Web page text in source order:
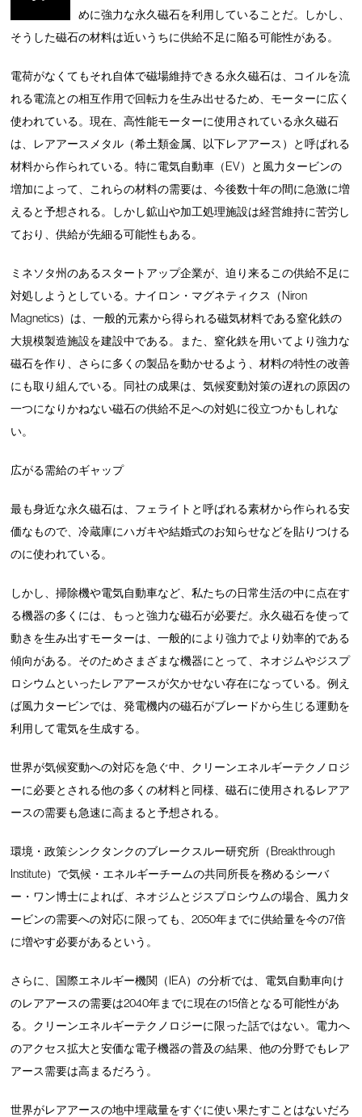
めに強力な永久磁石を利用していることだ。しかし、
そうした磁石の材料は近いうちに供給不足に陥る可能性がある。
電荷がなくてもそれ自体で磁場維持できる永久磁石は、コイルを流
れる電流との相互作用で回転力を生み出せるため、モーターに広く
使われている。現在、高性能モーターに使用されている永久磁石
は、レアアースメタル（希土類金属、以下レアアース）と呼ばれる
材料から作られている。特に電気自動車（EV）と風力タービンの
増加によって、これらの材料の需要は、今後数十年の間に急激に増
えると予想される。しかし鉱山や加工処理施設は経営維持に苦労し
ており、供給が先細る可能性もある。
ミネソタ州のあるスタートアップ企業が、迫り来るこの供給不足に
対処しようとしている。ナイロン・マグネティクス（Niron
Magnetics）は、一般的元素から得られる磁気材料である窒化鉄の
大規模製造施設を建設中である。また、窒化鉄を用いてより強力な
磁石を作り、さらに多くの製品を動かせるよう、材料の特性の改善
にも取り組んでいる。同社の成果は、気候変動対策の遅れの原因の
一つになりかねない磁石の供給不足への対処に役立つかもしれな
い。
広がる需給のギャップ
最も身近な永久磁石は、フェライトと呼ばれる素材から作られる安
価なもので、冷蔵庫にハガキや結婚式のお知らせなどを貼りつける
のに使われている。
しかし、掃除機や電気自動車など、私たちの日常生活の中に点在す
る機器の多くには、もっと強力な磁石が必要だ。永久磁石を使って
動きを生み出すモーターは、一般的により強力でより効率的である
傾向がある。そのためさまざまな機器にとって、ネオジムやジスプ
ロシウムといったレアアースが欠かせない存在になっている。例え
ば風力タービンでは、発電機内の磁石がブレードから生じる運動を
利用して電気を生成する。
世界が気候変動への対応を急ぐ中、クリーンエネルギーテクノロジ
ーに必要とされる他の多くの材料と同様、磁石に使用されるレアア
ースの需要も急速に高まると予想される。
環境・政策シンクタンクのブレークスルー研究所（Breakthrough
Institute）で気候・エネルギーチームの共同所長を務めるシーバ
ー・ワン博士によれば、ネオジムとジスプロシウムの場合、風力タ
ービンの需要への対応に限っても、2050年までに供給量を今の7倍
に増やす必要があるという。
さらに、国際エネルギー機関（IEA）の分析では、電気自動車向け
のレアアースの需要は2040年までに現在の15倍となる可能性があ
る。クリーンエネルギーテクノロジーに限った話ではない。電力へ
のアクセス拡大と安価な電子機器の普及の結果、他の分野でもレア
アース需要は高まるだろう。
世界がレアアースの地中埋蔵量をすぐに使い果たすことはないだろ